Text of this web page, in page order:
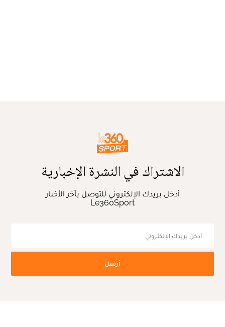
الاشتراك في النشرة الإخبارية
أدخل بريدك الإلكتروني للتوصل بآخر الأخبار
Le360Sport
أرسل